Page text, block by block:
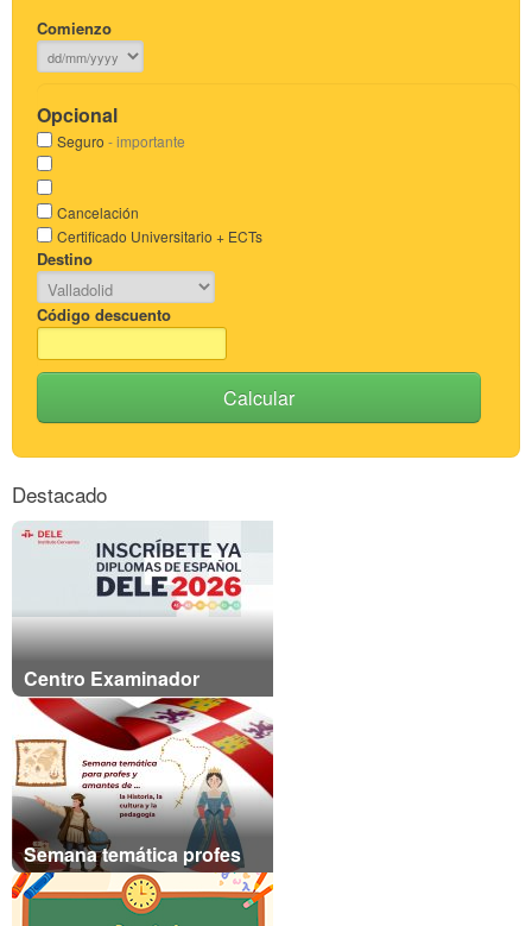
Comienzo
Opcional
Seguro - importante
Cancelación
Certificado Universitario + ECTs
Destino
Código descuento
Calcular
Destacado
Centro Examinador
Semana temática profes